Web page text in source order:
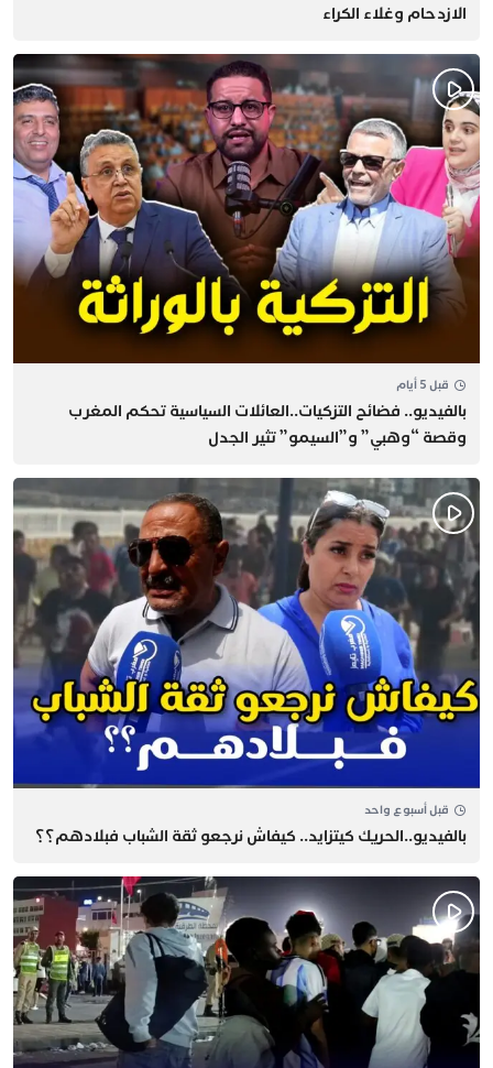
الازدحام وغلاء الكراء
قبل 5 أيام
بالفيديو.. فضائح التزكيات..العائلات السياسية تحكم المغرب
وقصة “وهبي” و”السيمو” تثير الجدل
قبل أسبوع واحد
بالفيديو..الحريك كيتزايد.. كيفاش نرجعو ثقة الشباب فبلادهم؟؟